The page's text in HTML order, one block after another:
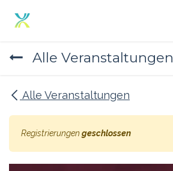
Alle Veranstaltungen
Alle Veranstaltungen
Registrierungen geschlossen